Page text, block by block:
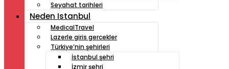
Seyahat tarihleri
Neden Istanbul
MedicalTravel
Lazerle giris gercekler
Türkiye’nin şehirleri
İstanbul şehri
İzmir şehri